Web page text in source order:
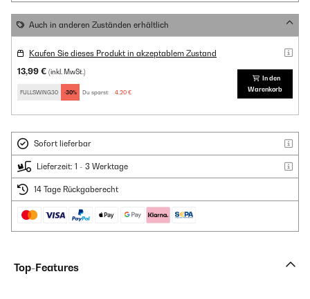
Auch in anderen Zuständen erhältlich
Kaufen Sie dieses Produkt in akzeptablem Zustand
13,99 € (inkl. MwSt.)
FULLSWING30 -30% Du sparst: 4,20 €
In den
Warenkorb
Sofort lieferbar
Lieferzeit: 1 - 3 Werktage
14 Tage Rückgaberecht
Top-Features